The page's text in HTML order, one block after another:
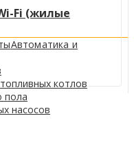
Автоматика и
котлов
пола
насосов
Fi (жилые